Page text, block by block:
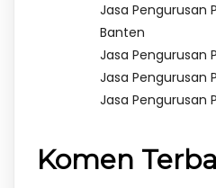
Jasa Pengurusan
Banten
Jasa Pengurusan
Jasa Pengurusan
Jasa Pengurusan
Komen